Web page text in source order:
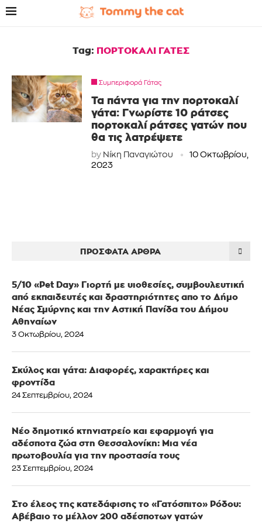
Tag: ΠΟΡΤΟΚΑΛΙ ΓΑΤΕΣ
Συμπεριφορά Γάτας
Τα πάντα για την πορτοκαλί
γάτα: Γνωρίστε 10 ράτσες
πορτοκαλί ράτσες γατών που
θα τις λατρέψετε
by Νίκη Παναγιώτου
10 Οκτωβρίου,
2023
ΠΡΌΣΦΑΤΑ ΆΡΘΡΑ
5/10 «Pet Day» Γιορτή με υιοθεσίες, συμβουλευτική
από εκπαιδευτές και δραστηριότητες απο το Δήμο
Νέας Σμύρνης και την Αστική Πανίδα του Δήμου
Αθηναίων
3 Οκτωβρίου, 2024
Σκύλος και γάτα: Διαφορές, χαρακτήρες και
φροντίδα
24 Σεπτεμβρίου, 2024
Νέο δημοτικό κτηνιατρείο και εφαρμογή για
αδέσποτα ζώα στη Θεσσαλονίκη: Μια νέα
πρωτοβουλία για την προστασία τους
23 Σεπτεμβρίου, 2024
Στο έλεος της κατεδάφισης το «Γατόσπιτο» Ρόδου:
Αβέβαιο το μέλλον 200 αδέσποτων γατών